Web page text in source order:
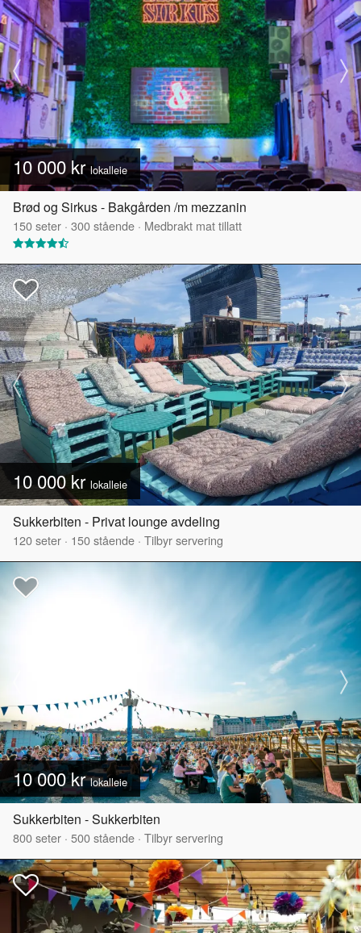
10 000 kr lokalleie
Brød og Sirkus - Bakgården /m mezzanin
150seter · 300stående · Medbrakt mat tillatt
10 000 kr lokalleie
Sukkerbiten - Privat lounge avdeling
120seter · 150stående · Tilbyr servering
10 000 krlokalleie
Sukkerbiten - Sukkerbiten
800seter · 500stående · Tilbyr servering